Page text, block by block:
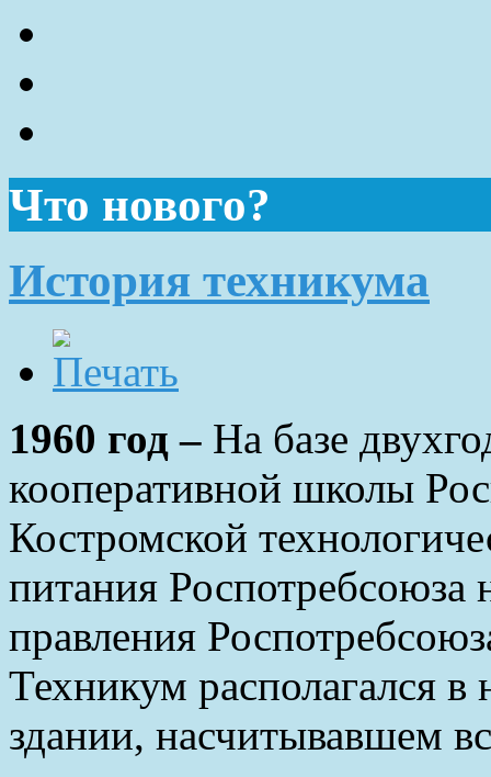
Что нового?
История техникума
1960 год – На базе
кооперативной школы
Костромской
питания Роспотребсоюза
правления
Техникум располагался
здании, насчитывавшем